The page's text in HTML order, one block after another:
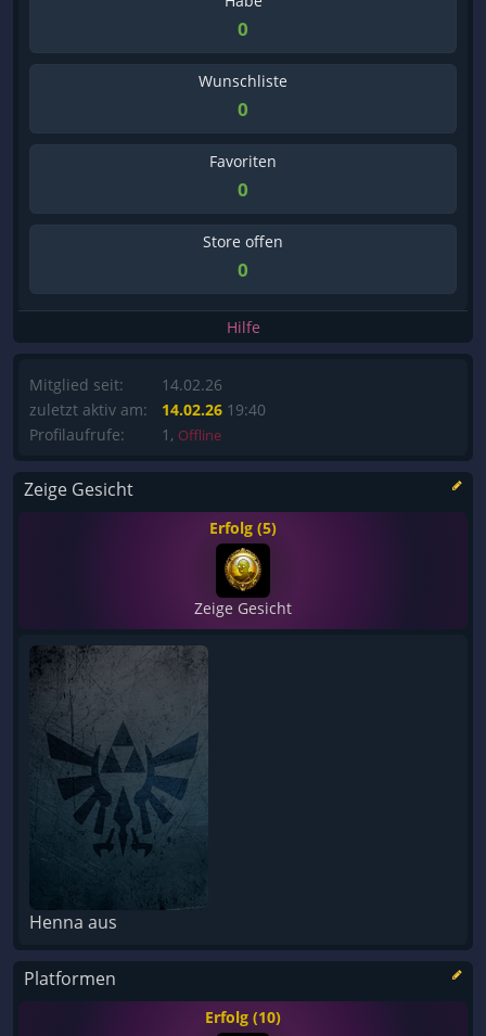
0
Wunschliste
0
Favoriten
0
Store offen
0
Hilfe
Mitglied seit:
zuletzt aktiv am:
Profilaufrufe:
14.02.26
14.02.26 19:40
1, Offline
Zeige Gesicht
Erfolg (5)
Zeige Gesicht
Henna aus
Platformen
Erfolg (10)